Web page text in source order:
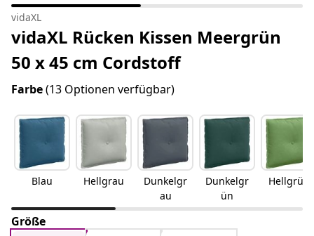
vidaXL
vidaXL Rücken Kissen Meergrün
50 x 45 cm Cordstoff
Farbe(13 Optionen verfügbar)
Blau Hellgrau
Dunkelgr
au
Dunkelgr
ün
Hellgrün
Größe